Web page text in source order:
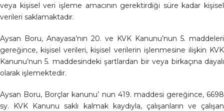
veya kişisel veri işleme amacının gerektirdiği süre kadar kişisel
verileri saklamaktadır.
Aysan Boru, Anayasa’nın 20. ve KVK Kanunu’nun 5. maddeleri
gereğince, kişisel verileri, kişisel verilerin işlenmesine ilişkin KVK
Kanunu’nun 5. maddesindeki şartlardan bir veya birkaçına dayalı
olarak işlemektedir.
Aysan Boru, Borçlar kanunu’ nun 419. maddesi gereğince, 6698
sy. KVK Kanunu saklı kalmak kaydıyla, çalışanların ve çalışan